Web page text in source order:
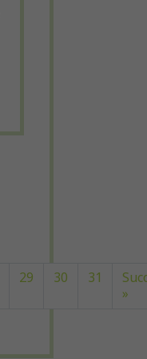
29 30 31
»